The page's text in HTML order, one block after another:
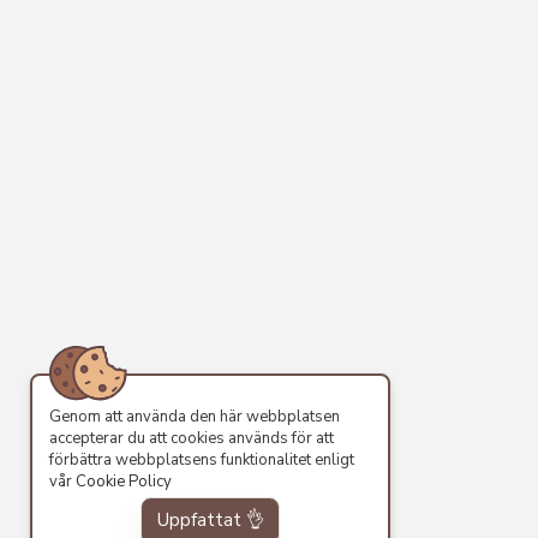
Genom att använda den här webbplatsen
accepterar du att cookies används för att
förbättra webbplatsens funktionalitet enligt
vår Cookie Policy
Uppfattat 👌